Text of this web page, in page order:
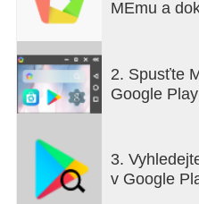
In other words, this is
who calls, but a
MEmu a
2. Spusťte
Google
3.
v Google